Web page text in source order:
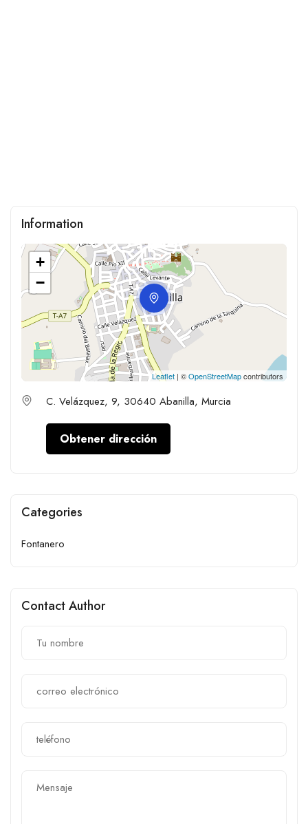
Information
+
−
Leaflet | ©OpenStreetMapcontributors
C. Velázquez, 9, 30640 Abanilla, Murcia
Obtener dirección
Categories
Fontanero
Contact Author